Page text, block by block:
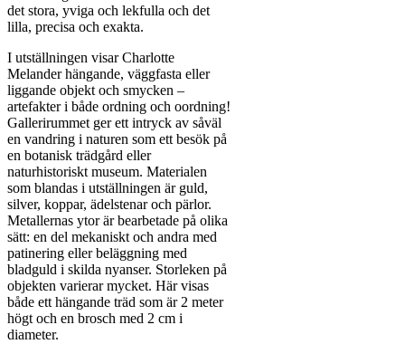
det stora, yviga och lekfulla och det
lilla, precisa och exakta.
I utställningen visar Charlotte
Melander hängande, väggfasta eller
liggande objekt och smycken –
artefakter i både ordning och oordning!
Gallerirummet ger ett intryck av såväl
en vandring i naturen som ett besök på
en botanisk trädgård eller
naturhistoriskt museum. Materialen
som blandas i utställningen är guld,
silver, koppar, ädelstenar och pärlor.
Metallernas ytor är bearbetade på olika
sätt: en del mekaniskt och andra med
patinering eller beläggning med
bladguld i skilda nyanser. Storleken på
objekten varierar mycket. Här visas
både ett hängande träd som är 2 meter
högt och en brosch med 2 cm i
diameter.